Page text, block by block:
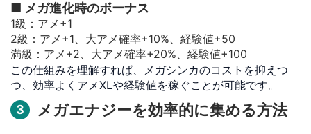
■ メガ進化時のボーナス
1級：アメ+1
2級：アメ+1、大アメ確率+10%、経験値+50
満級：アメ+2、大アメ確率+20%、経験値+100
この仕組みを理解すれば、メガシンカのコストを抑えつ
つ、効率よくアメXLや経験値を稼ぐことが可能です。
3 メガエナジーを効率的に集める方法